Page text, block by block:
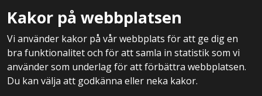
Kakor på webbplatsen
Vi använder kakor på vår webbplats för att ge dig en
bra funktionalitet och för att samla in statistik som vi
använder som underlag för att förbättra webbplatsen.
Du kan välja att godkänna eller neka kakor.